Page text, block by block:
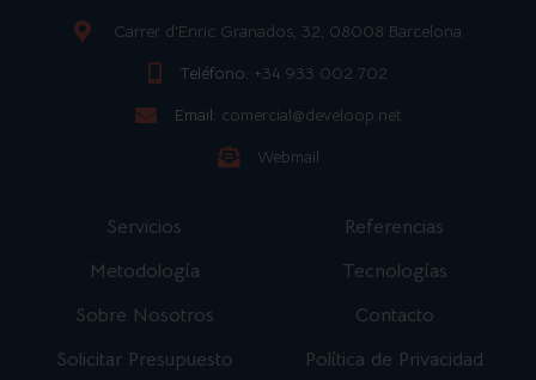
Carrer d'Enric Granados, 32, 08008 Barcelona
Teléfono: +34 933 002 702
Email: comercial@develoop.net
Webmail
Servicios
Referencias
Metodología
Tecnologías
Sobre Nosotros
Contacto
Solicitar Presupuesto
Política de Privacidad